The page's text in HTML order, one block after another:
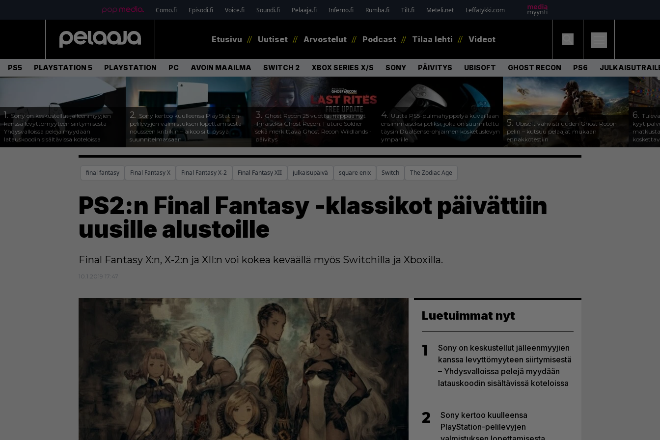
Como.fi Episodi.fi Voice.fi Soundi.fi Pelaaja.fi Inferno.fi Rumba.fi Tilt.fi Meteli.net Leffatykki.com
Etusivu Uutiset Arvostelut Podcast Tilaa lehti Videot
PS5 PLAYSTATION 5 PLAYSTATION PC AVOIN MAAILMA SWITCH 2 XBOX SERIES X/S SONY PÄIVITYS UBISOFT GHOST RECON PS6
1.Sony on keskustellut jälleenmyyjien
kanssa levyttömyyteen siirtymisestä –
Yhdysvalloissa pelejä myydään
latauskoodin sisältävissä koteloissa
2. Sony kertoo kuulleensa PlayStation-
pelilevyjen valmistuksen lopettamisesta
nousseen kritiikin – aikoo silti pysyä
suunnitelmassaan
3. Ghost Recon 25 vuotta: nappaa nyt
ilmaiseksi Ghost Recon: Future Soldier
sekä merkittävä Ghost Recon Wildlands -
päivitys
4. Uutta PS5-pulmahyppelyä kuvaillaan
ensimmäiseksi peliksi, joka on suunniteltu
täysin DualSense-ohjaimen kosketuslevyn
ympärille
5. Ubisoft vahvisti uuden Ghost Recon -
pelin – kutsuu pelaajat mukaan
ennakkotestiin
6.
final fantasy Final Fantasy X Final Fantasy X-2 Final Fantasy XII julkaisupäivä square enix Switch The Zodiac Age
PS2:n Final Fantasy -klassikot päivättiin
uusille alustoille
Final Fantasy X:n, X-2:n ja XII:n voi kokea keväällä myös Switchilla ja Xboxilla.
10.1.2019 17:47
Luetuimmat nyt
1
Sony on keskustellut jälleenmyyjien
kanssa levyttömyyteen siirtymisestä
– Yhdysvalloissa pelejä myydään
latauskoodin sisältävissä koteloissa
2
Sony kertoo kuulleensa
PlayStation-pelilevyjen